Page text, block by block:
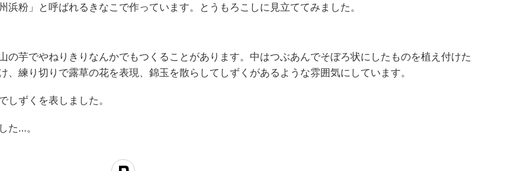
粉」と呼ばれるきなこで作っています。とうもろこしに見立ててみました。
の芋でやねりきりなんかでもつくることがあります。中はつぶあんでそぼろ状にしたものを植え付けた
練り切りで露草の花を表現、錦玉を散らしてしずくがあるような雰囲気にしています。
しずくを表しました。
た…。